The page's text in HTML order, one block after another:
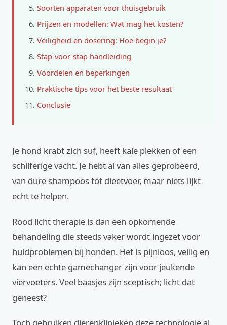
Soorten apparaten voor thuisgebruik
Prijzen en modellen: Wat mag het kosten?
Veiligheid en dosering: Hoe begin je?
Stap-voor-stap handleiding
Voordelen en beperkingen
Praktische tips voor het beste resultaat
Conclusie
Je hond krabt zich suf, heeft kale plekken of een
schilferige vacht. Je hebt al van alles geprobeerd,
van dure shampoos tot dieetvoer, maar niets lijkt
echt te helpen.
Rood licht therapie is dan een opkomende
behandeling die steeds vaker wordt ingezet voor
huidproblemen bij honden. Het is pijnloos, veilig en
kan een echte gamechanger zijn voor jeukende
viervoeters. Veel baasjes zijn sceptisch; licht dat
geneest?